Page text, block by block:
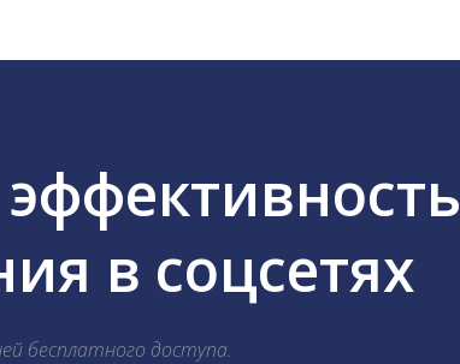
в соцсетях
бесплатного доступа.